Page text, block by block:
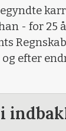
- for 25
efter